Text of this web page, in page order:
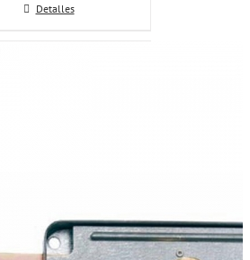
Detalles